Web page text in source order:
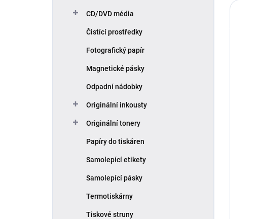
CD/DVD média
Čistící prostředky
Fotografický papír
Magnetické pásky
Odpadní nádobky
Originální inkousty
Originální tonery
Papíry do tiskáren
Samolepící etikety
Samolepící pásky
Termotiskárny
Tiskové struny